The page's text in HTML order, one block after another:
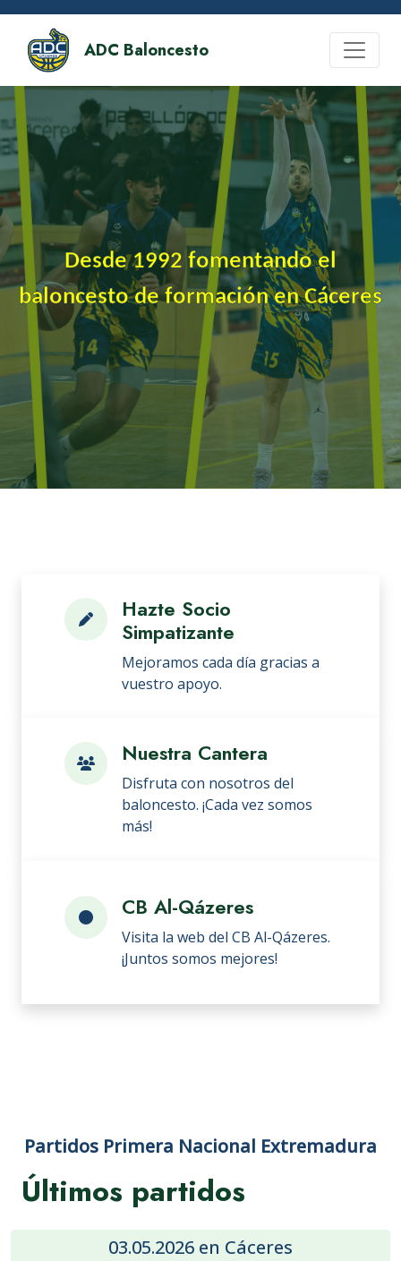
ADC Baloncesto
Desde 1992 fomentando el
baloncesto de formación en Cáceres
Hazte Socio
Simpatizante
Mejoramos cada día gracias a
vuestro apoyo.
Nuestra Cantera
Disfruta con nosotros del
baloncesto. ¡Cada vez somos
más!
CB Al-Qázeres
Visita la web del CB Al-Qázeres.
¡Juntos somos mejores!
Partidos Primera Nacional Extremadura
Últimos partidos
03.05.2026 en Cáceres